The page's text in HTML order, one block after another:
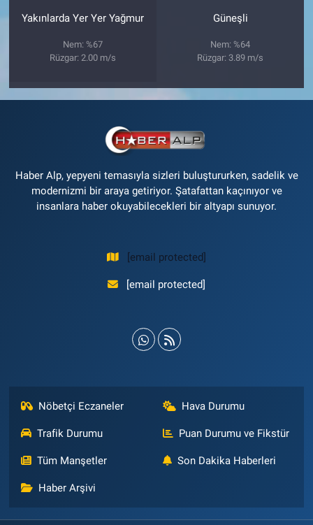
Yakınlarda Yer Yer Yağmur
Nem: %67
Rüzgar: 2.00 m/s
Güneşli
Nem: %64
Rüzgar: 3.89 m/s
Haber Alp, yepyeni temasıyla sizleri buluştururken, sadelik ve
modernizmi bir araya getiriyor. Şatafattan kaçınıyor ve
insanlara haber okuyabilecekleri bir altyapı sunuyor.
[email protected]
[email protected]
Nöbetçi Eczaneler Hava Durumu
Trafik Durumu Puan Durumu ve Fikstür
Tüm Manşetler Son Dakika Haberleri
Haber Arşivi